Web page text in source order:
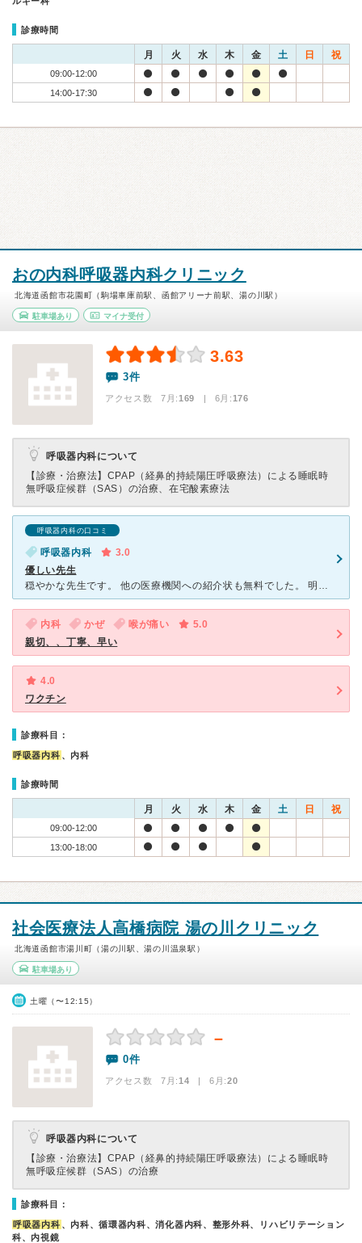
診療時間
月 火 水 木 金 土 日 祝
09:00-12:00
14:00-17:30
おの内科呼吸器内科クリニック
北海道函館市花園町（駒場車庫前駅、函館アリーナ前駅、湯の川駅）
駐車場あり マイナ受付
3.63
3件
アクセス数 7月:169 | 6月:176
呼吸器内科について
【診療・治療法】 CPAP（経鼻的持続陽圧呼吸療法）による睡眠時
無呼吸症候群（SAS）の治療、在宅酸素療法
呼吸器内科の口コミ
呼吸器内科
3.0
優しい先生
穏やかな先生です。 他の医療機関への紹介状も無料でした。 明るくて親切な先生だと思います。 CTがあるのは患者としては助かります。 質問がある時に電話をお願いすると忙しい中でも
内科 かぜ 喉が痛い
5.0
親切、、丁寧、早い
4.0
ワクチン
診療科目：
呼吸器内科 、内科
診療時間
月 火 水 木 金 土 日 祝
09:00-12:00
13:00-18:00
社会医療法人高橋病院 湯の川クリニック
北海道函館市湯川町（湯の川駅、湯の川温泉駅）
駐車場あり
土曜（〜12:15）
－
0件
アクセス数 7月:14 | 6月:20
呼吸器内科について
【診療・治療法】 CPAP（経鼻的持続陽圧呼吸療法）による睡眠時
無呼吸症候群（SAS）の治療
診療科目：
呼吸器内科 、内科、循環器内科、消化器内科、整形外科、リハビリテーション
科、内視鏡